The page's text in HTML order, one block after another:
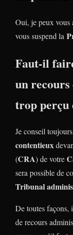
Oui, je peux vous
vous suspend la
Faut-il
un
trop perçu
Je conseil
contentieux
(CRA) de votre
sera possible de
Tribunal
De toutes façons,
de recours